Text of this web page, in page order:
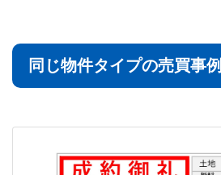
同じ物件タイプの売買事例